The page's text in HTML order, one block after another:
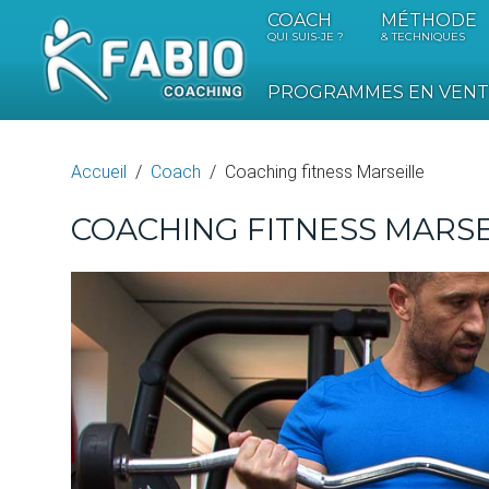
COACH
QUI SUIS-JE ?
MÉTHODE
& TECHNIQUES
PROGRAMMES EN
Accueil Coach Coaching fitness Marseille
COACHING FITNESS